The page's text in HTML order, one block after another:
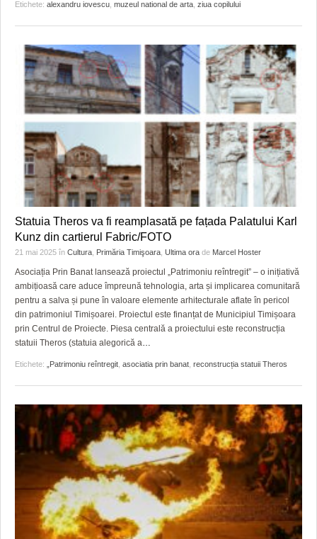
Etichete: alexandru iovescu muzeul national de arta ziua copilului
Statuia Theros va fi reamplasată pe fațada Palatului Karl
Kunz din cartierul Fabric/FOTO
21 mai 2025 în Cultura, Primăria Timişoara, Ultima ora de Marcel Hoster
Asociația Prin Banat lansează proiectul „Patrimoniu reîntregit” – o inițiativă
ambițioasă care aduce împreună tehnologia, arta și implicarea comunitară
pentru a salva și pune în valoare elemente arhitecturale aflate în pericol
din patrimoniul Timișoarei. Proiectul este finanțat de Municipiul Timișoara
prin Centrul de Proiecte. Piesa centrală a proiectului este reconstrucția
statuii Theros (statuia alegorică a…
Etichete: „Patrimoniu reîntregit, asociatia prin banat, reconstrucția statuii Theros